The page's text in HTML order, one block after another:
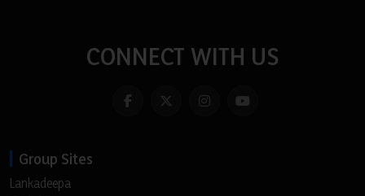
CONNECT WITH US
Group Sites
Lankadeepa